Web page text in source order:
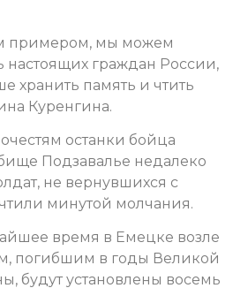
примером, мы можем
настоящих граждан России,
хранить память и чтить
Куренгина.
останки бойца
Подзавалье недалеко
не вернувшихся с
минутой молчания.
время в Емецке возле
погибшим в годы Великой
будут установлены восемь